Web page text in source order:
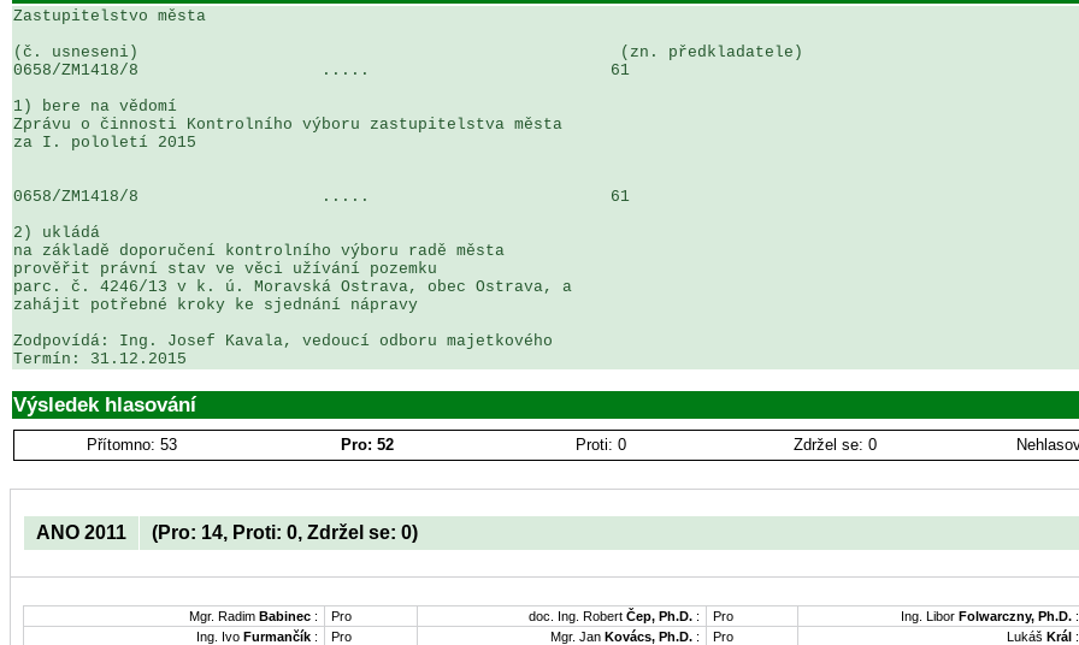
Zastupitelstvo města
(č. usneseni)                                                  (zn. předkladatele)
0658/ZM1418/8                   .....                         61
1) bere na vědomí
Zprávu o činnosti Kontrolního výboru zastupitelstva města
za I. pololetí 2015
0658/ZM1418/8                   .....                         61
2) ukládá
na základě doporučení kontrolního výboru radě města
prověřit právní stav ve věci užívání pozemku
parc. č. 4246/13 v k. ú. Moravská Ostrava, obec Ostrava, a
zahájit potřebné kroky ke sjednání nápravy
Zodpovídá: Ing. Josef Kavala, vedoucí odboru majetkového
Výsledek hlasování
Přítomno: 53 Pro: 52 Proti: 0 Zdržel se: 0
ANO 2011 (Pro: 14, Proti: 0, Zdržel se: 0)
Mgr. Radim Babinec : Pro doc. Ing. Robert Čep, Ph.D. : Pro Ing. Libor Folwarczny, Ph.D. :
Ing. Ivo Furmančík : Pro Mgr. Jan Kovács, Ph.D. : Pro Lukáš Král :